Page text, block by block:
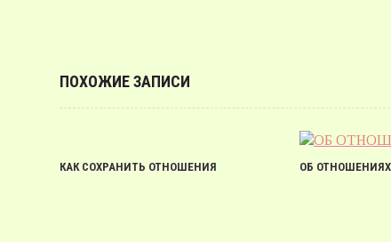
ПОХОЖИЕ ЗАПИСИ
КАК СОХРАНИТЬ ОТНОШЕНИЯ ОБ